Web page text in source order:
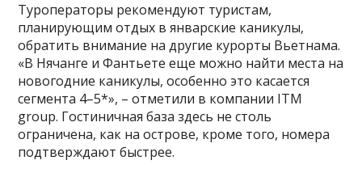
Туроператоры рекомендуют туристам,
планирующим отдых в январские каникулы,
обратить внимание на другие курорты Вьетнама.
«В Нячанге и Фантьете еще можно найти места на
новогодние каникулы, особенно это касается
сегмента 4–5*», – отметили в компании ITM
group. Гостиничная база здесь не столь
ограничена, как на острове, кроме того, номера
подтверждают быстрее.